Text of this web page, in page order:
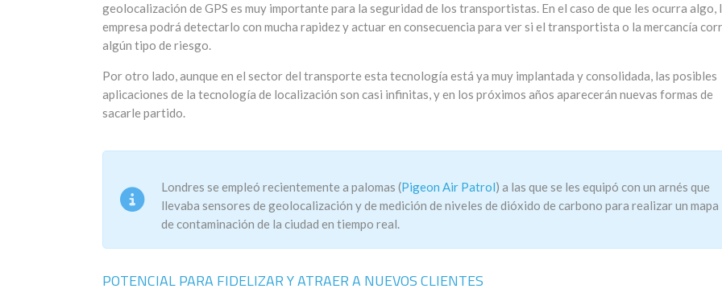
geolocalización de GPS es muy importante para la seguridad de los transportistas. En el caso de que les ocurra algo,
empresa podrá detectarlo con mucha rapidez y actuar en consecuencia para ver si el transportista o la mercancía
algún tipo de riesgo.
Por otro lado, aunque en el sector del transporte esta tecnología está ya muy implantada y consolidada, las posibles
aplicaciones de la tecnología de localización son casi infinitas, y en los próximos años aparecerán nuevas formas de
sacarle partido.
Londres se empleó recientemente a palomas (Pigeon Air Patrol) a las que se les equipó con un arnés que
llevaba sensores de geolocalización y de medición de niveles de dióxido de carbono para realizar un mapa
de contaminación de la ciudad en tiempo real.
POTENCIAL PARA FIDELIZAR Y ATRAER A NUEVOS CLIENTES